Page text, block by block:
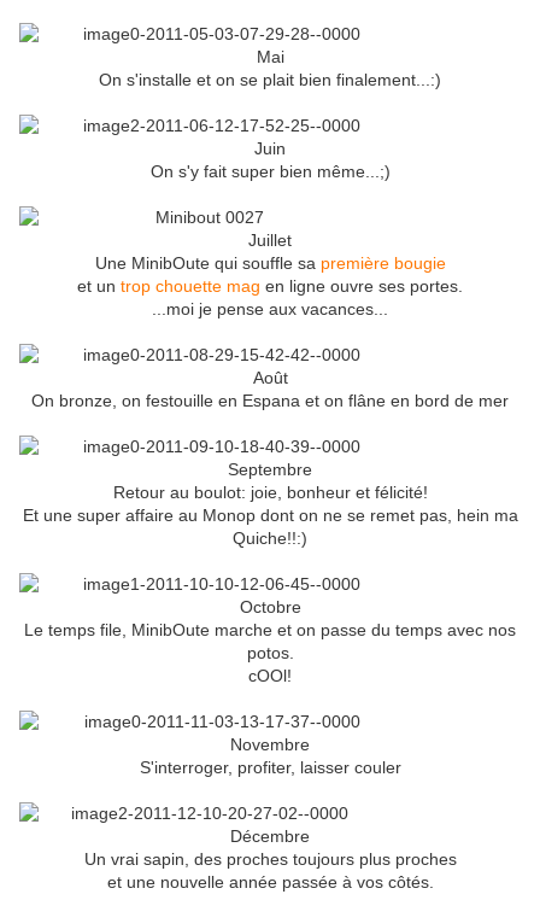
Mai
On s'installe et on se plait bien finalement...:)
Juin
On s'y fait super bien même...;)
Juillet
Une MinibOute qui souffle sa première bougie
et un trop chouette mag en ligne ouvre ses portes.
...moi je pense aux vacances...
Août
On bronze, on festouille en Espana et on flâne en bord de mer
Septembre
Retour au boulot: joie, bonheur et félicité!
Et une super affaire au Monop dont on ne se remet pas, hein ma
Quiche!!:)
Octobre
Le temps file, MinibOute marche et on passe du temps avec nos
potos.
cOOl!
Novembre
S'interroger, profiter, laisser couler
Décembre
Un vrai sapin, des proches toujours plus proches
et une nouvelle année passée à vos côtés.